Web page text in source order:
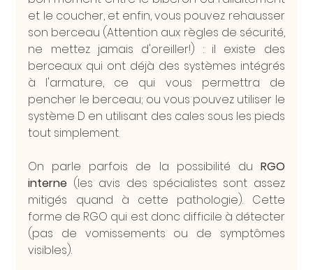
et le coucher, et enfin, vous pouvez rehausser
son berceau (Attention aux règles de sécurité,
ne mettez jamais d'oreiller!) : il existe des
berceaux qui ont déjà des systèmes intégrés
à l'armature, ce qui vous permettra de
pencher le berceau; ou vous pouvez utiliser le
système D en utilisant des cales sous les pieds
tout simplement.
On parle parfois de la possibilité du RGO
interne (les avis des spécialistes sont assez
mitigés quand à cette pathologie). Cette
forme de RGO qui est donc difficile à détecter
(pas de vomissements ou de symptômes
visibles).